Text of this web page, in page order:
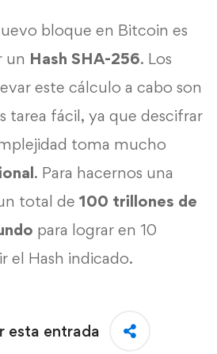
bloque en Bitcoin es
un Hash SHA-256. Los
este cálculo a cabo son
tarea fácil, ya que descifrar
toma mucho
. Para hacernos una
total de 100 trillones de
para lograr en 10
el Hash indicado.
esta entrada